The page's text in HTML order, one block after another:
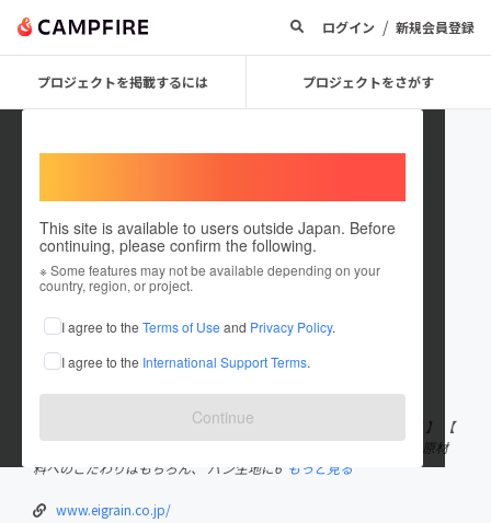
ログイン / 新規会員登録
プロジェクトを掲載するには プロジェクトをさがす
This site is available to users outside Japan. Before
continuing, please confirm the following.
※ Some features may not be available depending on your
country, region, or project.
I agree to the Terms of Use and Privacy Policy.
I agree to the International Support Terms.
Continue
EiGrain
これまでに1件のプロジェクトを投稿しています
在住国：日本 現在地：東京都
出身国：日本 出身地：東京都
『おいしくて体にやさしいパンをお届けしたい』と、 【 医食同源 】 【
安全・安心・健康 】 を基本精神とした商品作りを行っています。 原材
料へのこだわりはもちろん、 パン生地に6 もっと見る
www.eigrain.co.jp/